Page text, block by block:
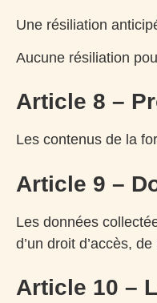
Une résiliation
Aucune résiliation
Article 8 –
Les contenus de la
Article 9 –
Les données
d’un droit d’accès,
Article 10 –